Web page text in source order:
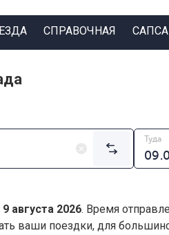
СПРАВОЧНАЯ
Туда
9 августа 2026. Время
ваши поездки, для